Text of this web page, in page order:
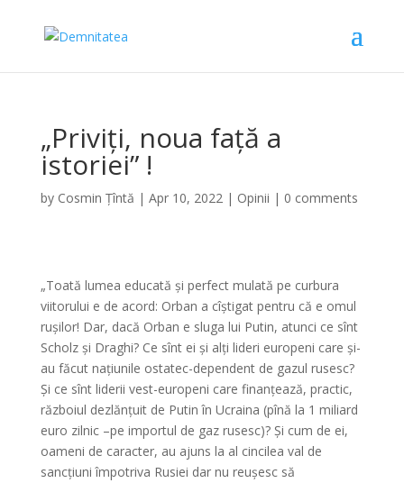
„Priviți, noua față a
istoriei” !
by Cosmin Țîntă | Apr 10, 2022| Opinii | 0 comments
„Toată lumea educată și perfect mulată pe curbura
viitorului e de acord: Orban a cîștigat pentru că e omul
rușilor! Dar, dacă Orban e sluga lui Putin, atunci ce sînt
Scholz și Draghi? Ce sînt ei și alți lideri europeni care și-
au făcut națiunile ostatec-dependent de gazul rusesc?
Și ce sînt liderii vest-europeni care finanțează, practic,
războiul dezlănțuit de Putin în Ucraina (pînă la 1 miliard
euro zilnic –pe importul de gaz rusesc)? Și cum de ei,
oameni de caracter, au ajuns la al cincilea val de
sancțiuni împotriva Rusiei dar nu reușesc să